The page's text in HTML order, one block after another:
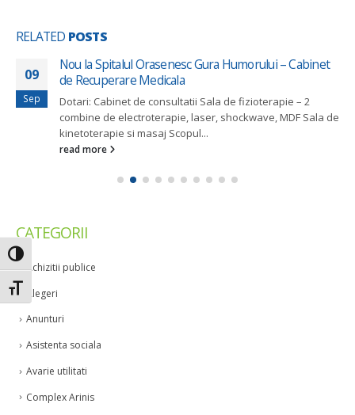
Toggle High Contrast
Toggle Font size
RELATED POSTS
09
Sep
Nou la Spitalul Orasenesc Gura Humorului – Cabinet
de Recuperare Medicala
Dotari: Cabinet de consultatii Sala de fizioterapie – 2
combine de electroterapie, laser, shockwave, MDF Sala de
kinetoterapie si masaj Scopul...
read more
CATEGORII
Achizitii publice
Alegeri
Anunturi
Asistenta sociala
Avarie utilitati
Complex Arinis